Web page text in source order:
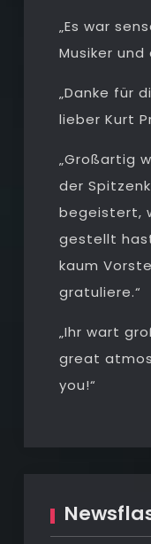
„Es war
Musiker
„Danke für
lieber Kurt
„Großartig
der
begeistert,
gestellt
kaum
gratuliere.“
„Ihr wart
great
you!“